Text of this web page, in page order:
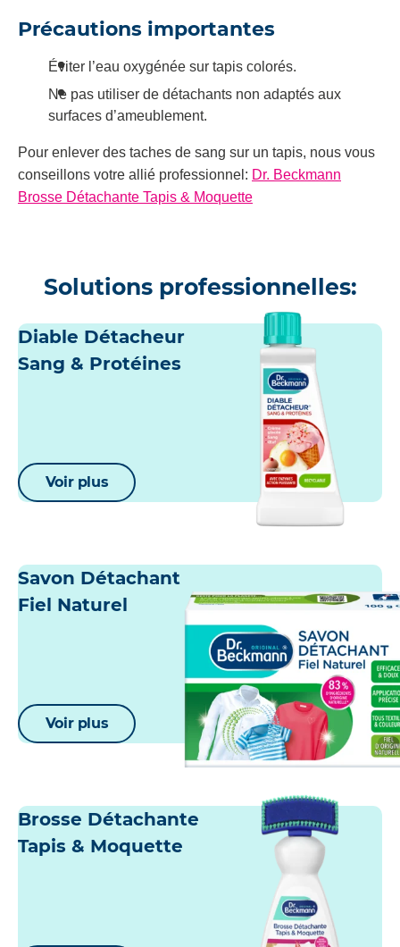
Précautions importantes
Éviter l’eau oxygénée sur tapis colorés.
Ne pas utiliser de détachants non adaptés aux
surfaces d’ameublement.
Pour enlever des taches de sang sur un tapis, nous vous
conseillons votre allié professionnel: Dr. Beckmann
Brosse Détachante Tapis & Moquette
Solutions professionnelles:
Diable Détacheur
Sang & Protéines
Voir plus
Savon Détachant
Fiel Naturel
Voir plus
Brosse Détachante
Tapis & Moquette